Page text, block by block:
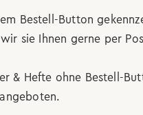
Bestell-Button
sie Ihnen gerne per
& Hefte ohne Bestell-